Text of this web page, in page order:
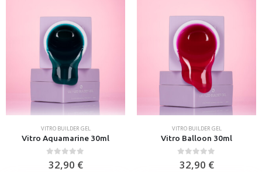
VITRO BUILDER GEL
Vitro Aquamarine 30ml
0out of 5
32,90 €
VITRO BUILDER GEL
Vitro Balloon 30ml
0out of 5
32,90 €